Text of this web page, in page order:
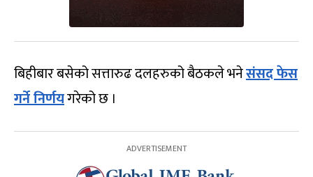
बिहीबार बसेको सत्तारुढ दलहरुको बैठकले भनेसंसद फेस
गर्ने निर्णयगरेको छ ।